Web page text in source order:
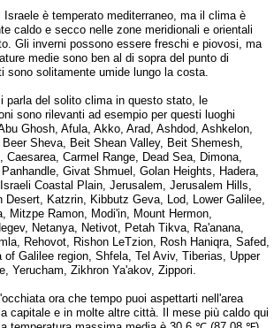
Israele è temperato mediterraneo, ma il clima è
caldo e secco nelle zone meridionali e orientali
Gli inverni possono essere freschi e piovosi, ma
medie sono ben al di sopra del punto di
sono solitamente umide lungo la costa.
parla del solito clima in questo stato, le
sono rilevanti ad esempio per questi luoghi
Ghosh, Afula, Akko, Arad, Ashdod, Ashkelon,
Sheva, Beit Shean Valley, Beit Shemesh,
Carmel Range, Dead Sea, Dimona,
Givat Shmuel, Golan Heights, Hadera,
Coastal Plain, Jerusalem, Jerusalem Hills,
Desert, Katzrin, Kibbutz Geva, Lod, Lower Galilee,
Mitzpe Ramon, Modi'in, Mount Hermon,
Netanya, Netivot, Petah Tikva, Ra'anana,
Rehovot, Rishon LeTzion, Rosh Haniqra, Safed,
of Galilee region, Shfela, Tel Aviv, Tiberias, Upper
Yerucham, Zikhron Ya'akov, Zippori.
ora che tempo puoi aspettarti nell'area
capitale e in molte altre città. Il mese più caldo qui